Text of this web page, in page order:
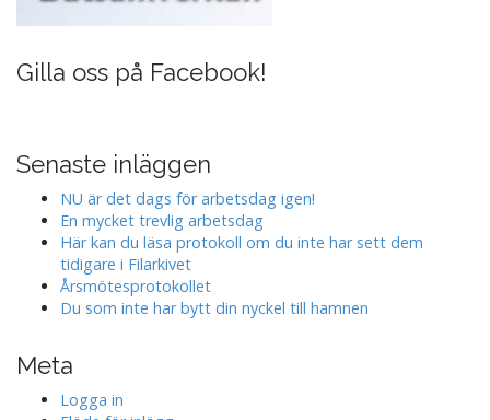
Gilla oss på Facebook!
Senaste inläggen
NU är det dags för arbetsdag igen!
En mycket trevlig arbetsdag
Här kan du läsa protokoll om du inte har sett dem
tidigare i Filarkivet
Årsmötesprotokollet
Du som inte har bytt din nyckel till hamnen
Meta
Logga in